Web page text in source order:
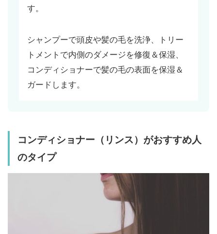
す。
シャンプーで頭皮や髪の毛を洗浄、トリー
トメントで内側のダメージを修復＆保湿、
コンディショナーで髪の毛の表面を保湿＆
ガードします。
コンディショナー（リンス）がおすすめ人
のタイプ